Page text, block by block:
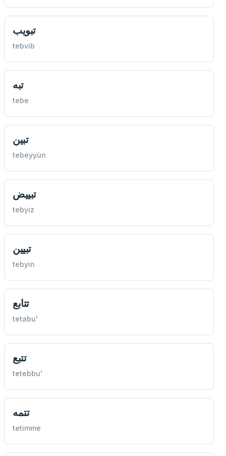
تبويب
tebvib
تبه
tebe
تبين
tebeyyün
تبييض
tebyiz
تبيين
tebyin
تتابع
tetabu'
تتبع
tetebbu'
تتمه
tetimme